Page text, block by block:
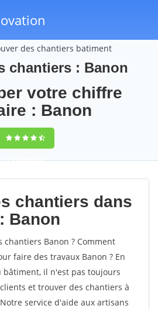
des chantiers batiment
chantiers : Banon
votre chiffre
: Banon
9,5(100%)58
votes
chantiers dans
Banon
chantiers Banon ? Comment
faire des travaux Banon ? En
il n'est pas toujours
et trouver des chantiers à
service d'aide aux artisans